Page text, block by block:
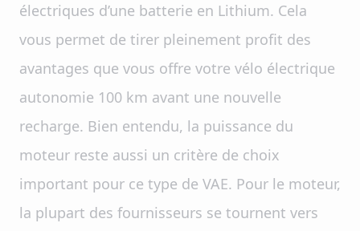
électriques d’une batterie en Lithium. Cela
vous permet de tirer pleinement profit des
avantages que vous offre votre vélo électrique
autonomie 100 km avant une nouvelle
recharge. Bien entendu, la puissance du
moteur reste aussi un critère de choix
important pour ce type de VAE. Pour le moteur,
la plupart des fournisseurs se tournent vers